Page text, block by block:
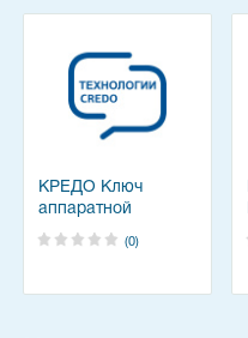
КРЕДО Ключ
аппаратной
защиты
(0)